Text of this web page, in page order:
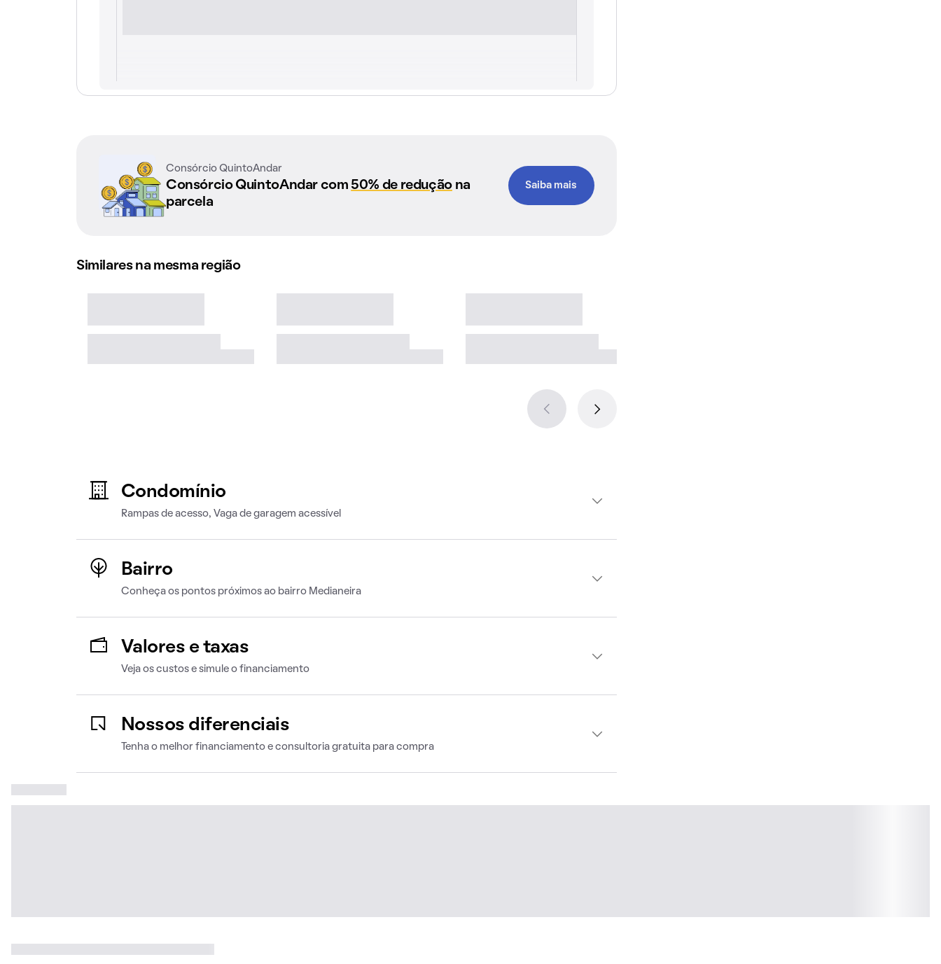
Consórcio QuintoAndar
Consórcio QuintoAndar com 50% de reduçãona
parcela
Saiba mais
Similares na mesma região
Condomínio
Rampas de acesso, Vaga de garagem acessível
Bairro
Conheça os pontos próximos ao bairro Medianeira
Valores e taxas
Veja os custos e simule o financiamento
Nossos diferenciais
Tenha o melhor financiamento e consultoria gratuita para compra